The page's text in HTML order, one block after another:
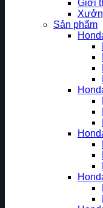
Giới
Sản phẩm